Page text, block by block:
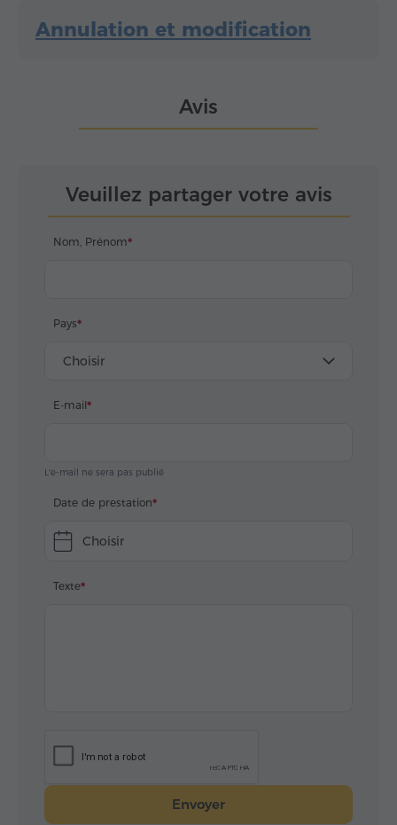
Annulation et modification
Avis
Veuillez partager votre avis
Nom, Prénom
Pays
Choisir
E-mail
L'e-mail ne sera pas publié
Date de prestation
Choisir
Texte
Envoyer